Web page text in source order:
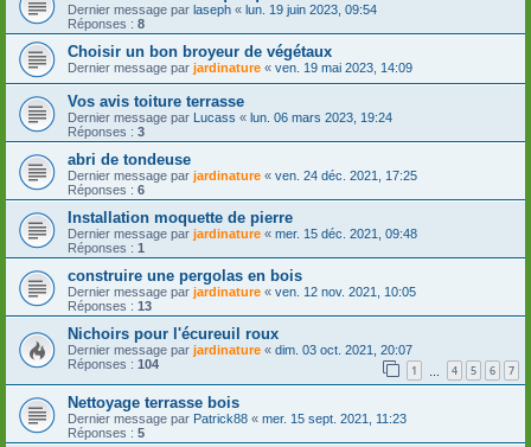
Dernier message par laseph « lun. 19 juin 2023, 09:54
Réponses : 8
Choisir un bon broyeur de végétaux
Dernier message par jardinature « ven. 19 mai 2023, 14:09
Vos avis toiture terrasse
Dernier message par Lucass « lun. 06 mars 2023, 19:24
Réponses : 3
abri de tondeuse
Dernier message par jardinature « ven. 24 déc. 2021, 17:25
Réponses : 6
Installation moquette de pierre
Dernier message par jardinature « mer. 15 déc. 2021, 09:48
Réponses : 1
construire une pergolas en bois
Dernier message par jardinature « ven. 12 nov. 2021, 10:05
Réponses : 13
Nichoirs pour l'écureuil roux
Dernier message par jardinature « dim. 03 oct. 2021, 20:07
Réponses : 104 1 4 5 6 7
Nettoyage terrasse bois
Dernier message par Patrick88 « mer. 15 sept. 2021, 11:23
Réponses : 5